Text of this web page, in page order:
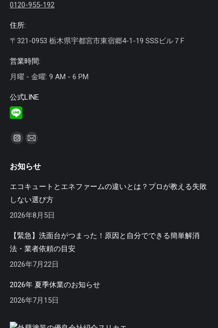
0120-955-192
住所:
〒321-0953 栃木県宇都宮市東宿郷4-1-19 SSSビル７F
営業時間:
月曜 - 金曜: 9 AM - 6 PM
公式LINE
私達を見つけてください：
Instagram
ー
し
い
ド
Mail
ー
し
い
ウ
ン
ド
お知らせ
エコキュートとエネファームの違いとは？プロが教える失敗
しない選び方
2026年8月5日
【緊急】洗面台がつまった！原因と自分でできる簡単解消
法・業者依頼の目安
2026年7月22日
2026年 夏季休業のお知らせ
2026年7月15日